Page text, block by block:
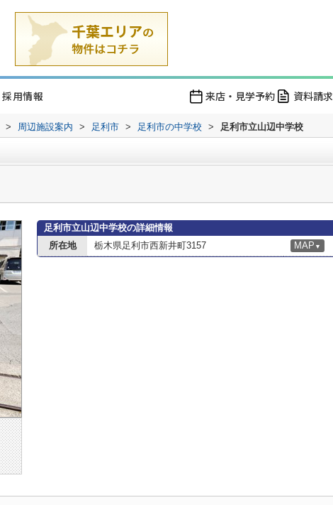
採用情報 来店・見学予約 資料請求
> 周辺施設案内 > 足利市 > 足利市の中学校 > 足利市立山辺中学校
足利市立山辺中学校の詳細情報
所在地
栃木県足利市西新井町3157 MAP ▼